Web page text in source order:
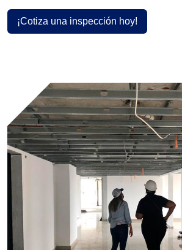
¡Cotiza una inspección hoy!